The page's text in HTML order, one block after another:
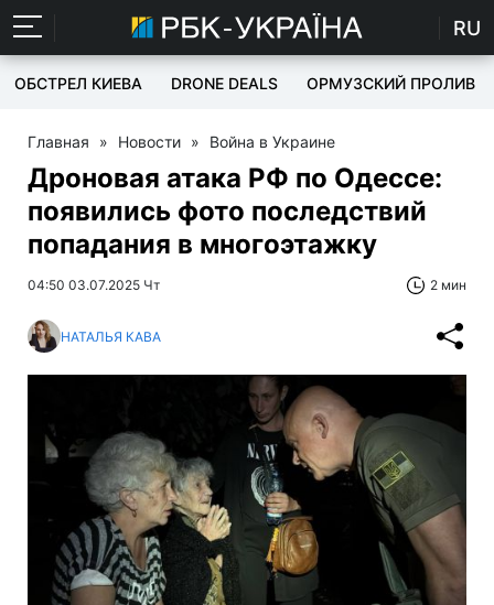
RU
ОБСТРЕЛ КИЕВА DRONE DEALS ОРМУЗСКИЙ ПРОЛИВ
Главная » Новости » Война в Украине
Дроновая атака РФ по Одессе:
появились фото последствий
попадания в многоэтажку
04:50 03.07.2025 Чт 2 мин
НАТАЛЬЯ КАВА